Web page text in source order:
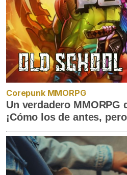
Corepunk MMORPG
Un verdadero MMORPG
¡Cómo los de antes,